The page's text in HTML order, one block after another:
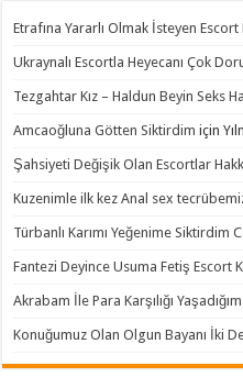
Etrafına Yararlı Olmak İsteyen Escort
Ukraynalı Escortla Heyecanı Çok
Tezgahtar Kız – Haldun Beyin Seks
Amcaoğluna Götten Siktirdim için
Şahsiyeti Değişik Olan Escortlar
Kuzenimle ilk kez Anal sex
Türbanlı Karımı Yeğenime Siktirdim
Fantezi Deyince Usuma Fetiş Escort
Akrabam İle Para Karşılığı
Konuğumuz Olan Olgun Bayanı İki